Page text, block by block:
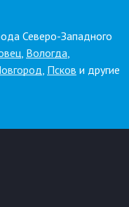
Северо-Западного
, Вологда,
, Псков и другие